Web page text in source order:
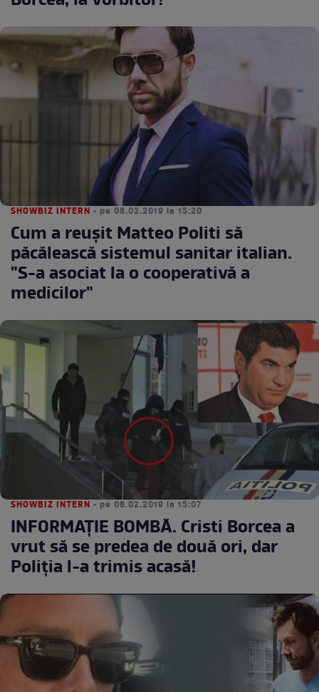
SHOWBIZ INTERN • pe 08.02.2019 la 15:20
Cum a reuşit Matteo Politi să
păcălească sistemul sanitar italian.
"S-a asociat la o cooperativă a
medicilor"
SHOWBIZ INTERN • pe 08.02.2019 la 15:07
INFORMAŢIE BOMBĂ. Cristi Borcea a
vrut să se predea de două ori, dar
Poliţia l-a trimis acasă!